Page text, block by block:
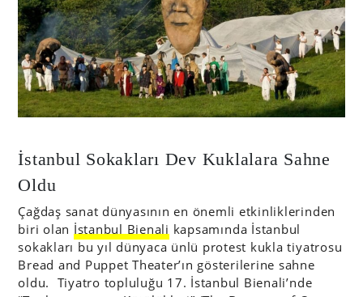
İstanbul Sokakları Dev Kuklalara Sahne
Oldu
Çağdaş sanat dünyasının en önemli etkinliklerinden
biri olan İstanbul Bienali kapsamında İstanbul
sokakları bu yıl dünyaca ünlü protest kukla tiyatrosu
Bread and Puppet Theater’ın gösterilerine sahne
oldu. Tiyatro topluluğu 17. İstanbul Bienali’nde